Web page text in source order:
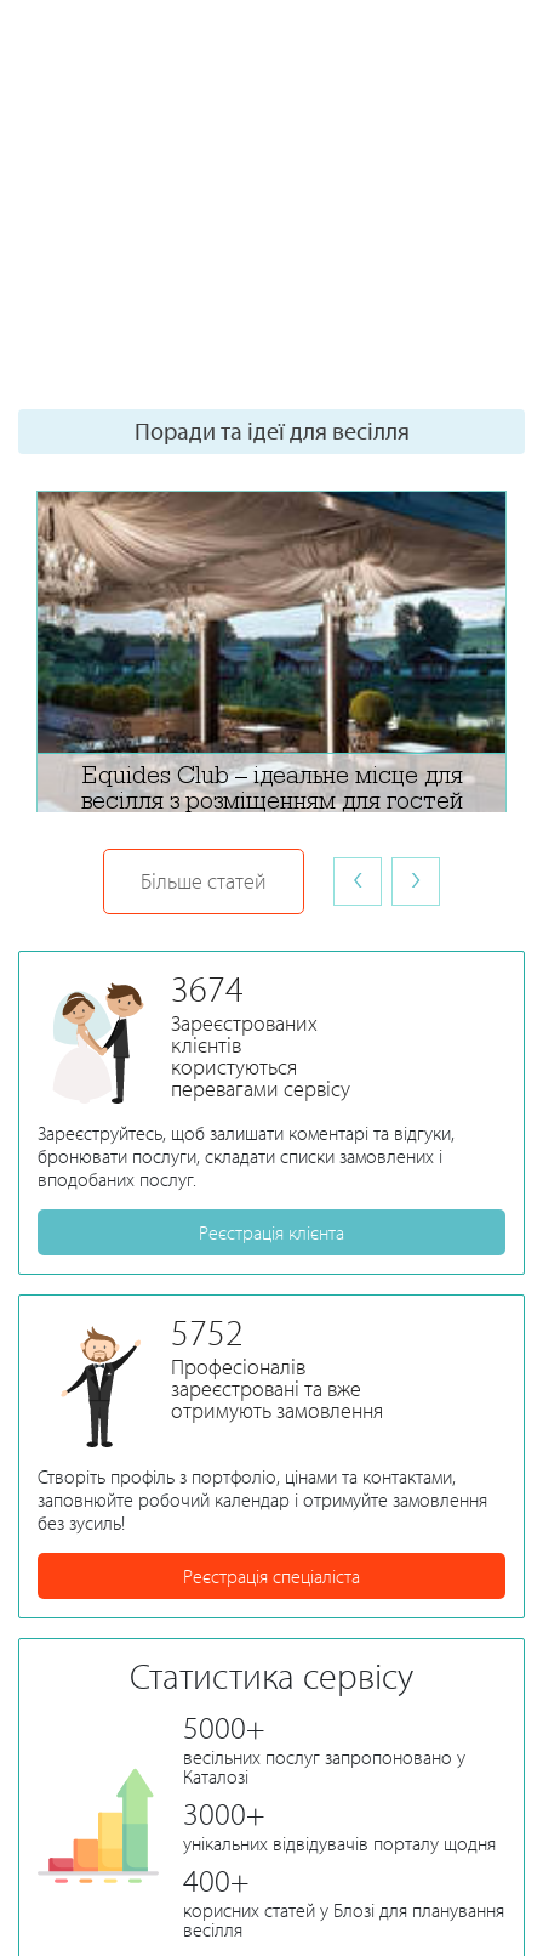
Поради та ідеї для весілля
Equides Club – ідеальне місце для
весілля з розміщенням для гостей
Більше статей ‹ ›
3674
Зареєстрованих
клієнтів
користуються
перевагами сервісу
Зареєструйтесь, щоб залишати коментарі та відгуки,
бронювати послуги, складати списки замовлених і
вподобаних послуг.
Реєстрація клієнта
5752
Професіоналів
зареєстровані та вже
отримують замовлення
Створіть профіль з портфоліо, цінами та контактами,
заповнюйте робочий календар і отримуйте замовлення
без зусиль!
Реєстрація спеціаліста
Статистика сервісу
5000+
весільних послуг запропоновано у
Каталозі
3000+
унікальних відвідувачів порталу щодня
400+
корисних статей у Блозі для планування
весілля